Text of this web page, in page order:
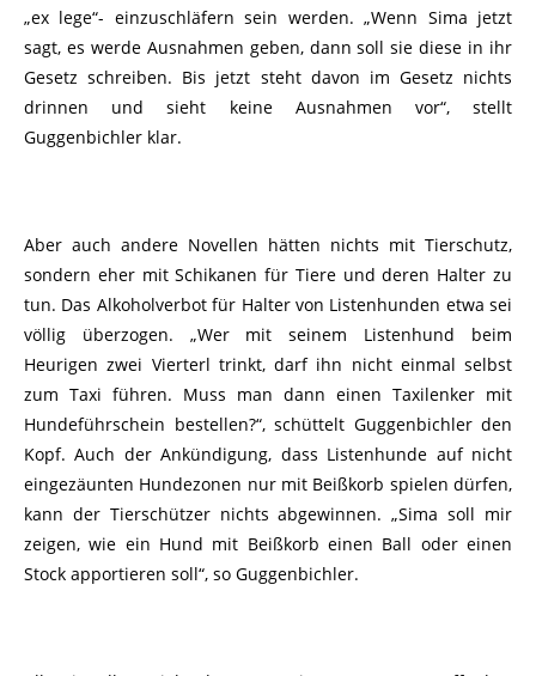
„ex lege“- einzuschläfern sein werden. „Wenn Sima jetzt
sagt, es werde Ausnahmen geben, dann soll sie diese in ihr
Gesetz schreiben. Bis jetzt steht davon im Gesetz nichts
drinnen und sieht keine Ausnahmen vor“, stellt
Guggenbichler klar.
Aber auch andere Novellen hätten nichts mit Tierschutz,
sondern eher mit Schikanen für Tiere und deren Halter zu
tun. Das Alkoholverbot für Halter von Listenhunden etwa sei
völlig überzogen. „Wer mit seinem Listenhund beim
Heurigen zwei Vierterl trinkt, darf ihn nicht einmal selbst
zum Taxi führen. Muss man dann einen Taxilenker mit
Hundeführschein bestellen?“, schüttelt Guggenbichler den
Kopf. Auch der Ankündigung, dass Listenhunde auf nicht
eingezäunten Hundezonen nur mit Beißkorb spielen dürfen,
kann der Tierschützer nichts abgewinnen. „Sima soll mir
zeigen, wie ein Hund mit Beißkorb einen Ball oder einen
Stock apportieren soll“, so Guggenbichler.